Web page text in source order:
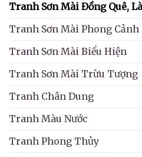
Tranh Sơn Mài Đồng Quê,
Tranh Sơn Mài Phong Cảnh
Tranh Sơn Mài Biểu Hiện
Tranh Sơn Mài Trừu Tượng
Tranh Chân Dung
Tranh Màu Nước
Tranh Phong Thủy